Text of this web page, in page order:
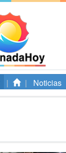
Noticias